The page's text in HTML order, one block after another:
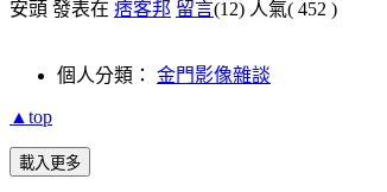
安頭 發表在 痞客邦 留言(12) 人氣( 452 )
個人分類： 金門影像雜談
▲top
載入更多